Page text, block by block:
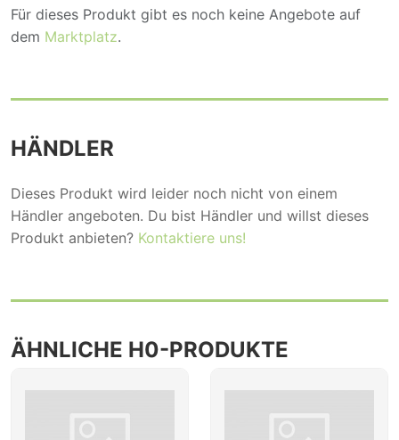
Für dieses Produkt gibt es noch keine Angebote auf
dem Marktplatz.
HÄNDLER
Dieses Produkt wird leider noch nicht von einem
Händler angeboten. Du bist Händler und willst dieses
Produkt anbieten? Kontaktiere uns!
ÄHNLICHE H0-PRODUKTE